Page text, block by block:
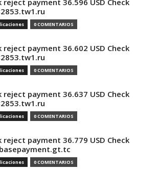
reject payment 36.596 USD Check
0 COMENTARIOS
reject payment 36.602 USD Check
0 COMENTARIOS
reject payment 36.637 USD Check
0 COMENTARIOS
reject payment 36.779 USD Check
0 COMENTARIOS